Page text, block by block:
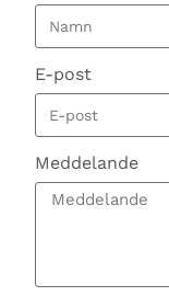
E-post
Meddelande